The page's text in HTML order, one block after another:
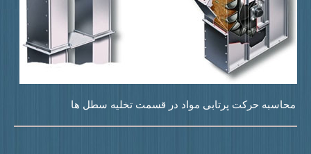
حرکت پرتابی مواد در قسمت تخلیه سطل ها